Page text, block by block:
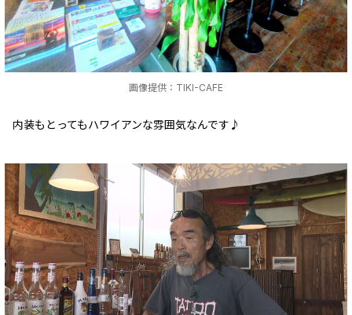
画像提供：TIKI-CAFE
内装もとってもハワイアンな雰囲気なんです♪